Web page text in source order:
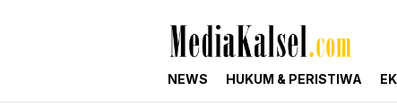
mediakalsel.com
Berita Update Banua
NEWS HUKUM & PERISTIWA